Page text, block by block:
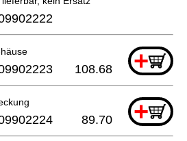
+
108.68
+
89.70